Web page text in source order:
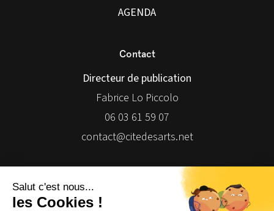
AGENDA
Contact
Directeur de publication
Fabrice Lo Piccolo
06 03 61 59 07
contact@citedesarts.net